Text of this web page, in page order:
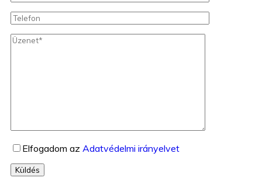
Elfogadom az Adatvédelmi irányelvet
Küldés